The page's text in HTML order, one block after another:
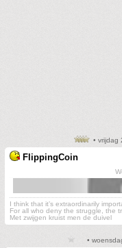
• vrijdag
FlippingCoin
I think that it’s extraordinarily
For all who deny the struggle, the
Met zwijgen kruist men de duivel
•